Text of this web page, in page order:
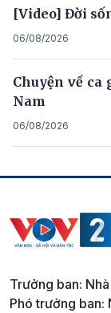
[Video] Đời
06/08/2026
Chuyện về ca
Nam
06/08/2026
Trưởng ban:
Phó trưởng ban: